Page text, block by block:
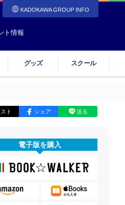
KADOKAWA GROUP INFO
ト情報
グッズ スクール
ト シェア 送る
電子版を購入